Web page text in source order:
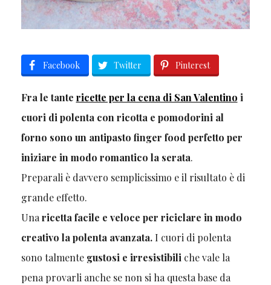
Facebook Twitter Pinterest
Fra le tante ricette per la cena di San Valentino i
cuori di polenta con ricotta e pomodorini al
forno sono un antipasto finger food perfetto per
iniziare in modo romantico la serata.
Preparali è davvero semplicissimo e il risultato è di
grande effetto.
Unaricetta facile e veloce per riciclare in modo
creativo la polenta avanzata. I cuori di polenta
sono talmente gustosi e irresistibiliche vale la
pena provarli anche se non si ha questa base da